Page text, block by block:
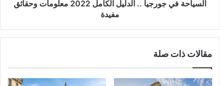
السياحة في جورجيا .. الدليل الكامل 2022 معلومات وحقائق
مفيدة
مقالات ذات صلة